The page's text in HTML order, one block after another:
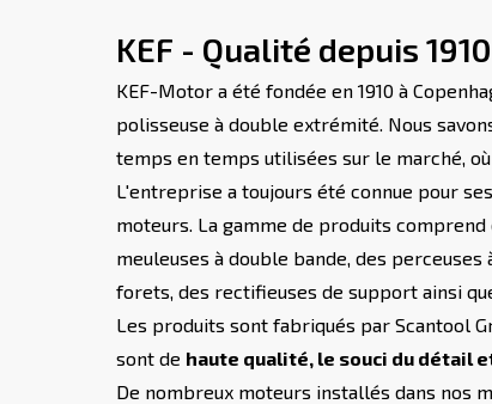
KEF - Qualité depuis 1910
KEF-Motor a été fondée en 1910 à
polisseuse à double extrémité. Nous
temps en temps utilisées sur le marché,
L'entreprise a toujours été connue pour
moteurs. La gamme de produits
meuleuses à double bande, des
forets, des rectifieuses de support ainsi
Les produits sont fabriqués par Scantool
sont de haute qualité, le souci du détail
De nombreux moteurs installés dans nos